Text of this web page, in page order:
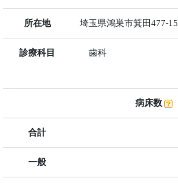
所在地 埼玉県鴻巣市箕田477-15
診療科目 歯科
病床数
合計
一般